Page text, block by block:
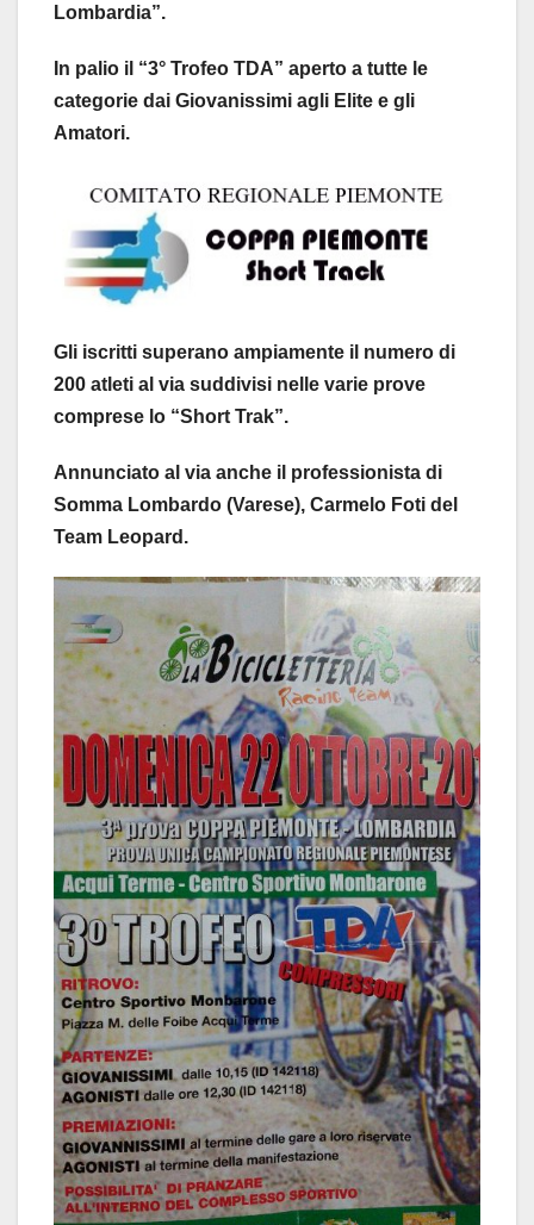
Lombardia”.
In palio il “3° Trofeo TDA” aperto a tutte le
categorie dai Giovanissimi agli Elite e gli
Amatori.
Gli iscritti superano ampiamente il numero di
200 atleti al via suddivisi nelle varie prove
comprese lo “Short Trak”.
Annunciato al via anche il professionista di
Somma Lombardo (Varese), Carmelo Foti del
Team Leopard.